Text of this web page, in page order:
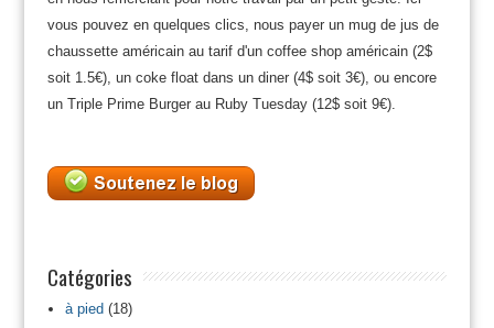
vous pouvez en quelques clics, nous payer un mug de jus de
chaussette américain au tarif d'un coffee shop américain (2$
soit 1.5€), un coke float dans un diner (4$ soit 3€), ou encore
un Triple Prime Burger au Ruby Tuesday (12$ soit 9€).
Catégories
à pied(18)